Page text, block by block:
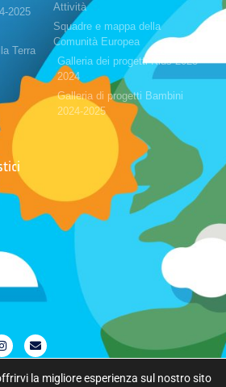
2025
Terra
Attività
Squadre e mappa della
Comunità Europea
Galleria dei progetti Kids 2023-
2024
Galleria di progetti Bambini
2024-2025
la migliore esperienza sul nostro sito